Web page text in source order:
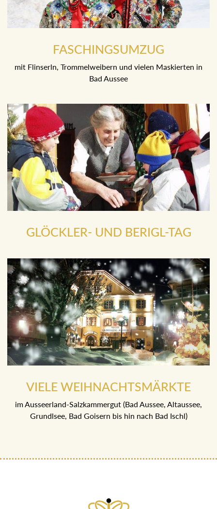
FASCHINGSUMZUG
mit Flinserln, Trommelweibern und vielen Maskierten in
Bad Aussee
GLÖCKLER- UND BERIGL-TAG
VIELE WEIHNACHTSMÄRKTE
im Ausseerland-Salzkammergut (Bad Aussee, Altaussee,
Grundlsee, Bad Goisern bis hin nach Bad Ischl)